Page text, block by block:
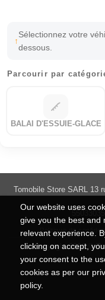
Our website uses
give you the best and
relevant experience.
clicking on accept,
your consent to the
cookies as per our
policy.
Sélectionnez votre
dessous.
Parcourir par
BALAI D'ESSUIE-GLACE
Tomobile Store SARL 13
Politique de
Copyright 2026 ©